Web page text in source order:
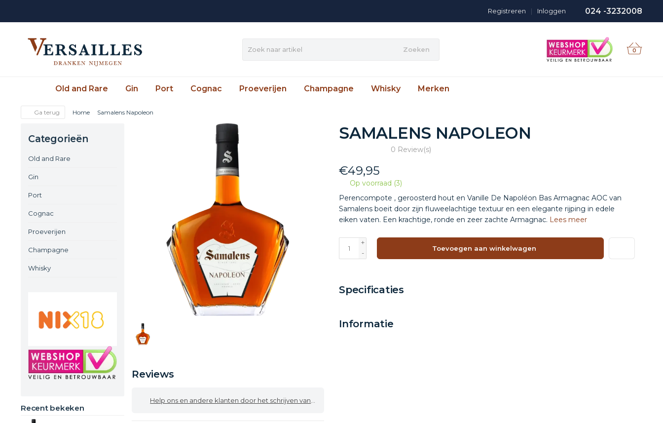
024 -3232008
Inloggen
|
Registreren
Zoeken 0
Old and Rare Gin Port Cognac Proeverijen Champagne Whisky Merken
Ga terug Home Samalens Napoleon
Categorieën
Old and Rare
Gin
Port
Cognac
Proeverijen
Champagne
Whisky
Recent bekeken
Reviews
Help ons en andere klanten door het schrijven van een review
SAMALENS NAPOLEON
0 Review(s)
€49,95
Op voorraad (3)
Perencompote , geroosterd hout en Vanille De Napoléon Bas Armagnac AOC van
Samalens boeit door zijn fluweelachtige textuur en een elegante rijping in edele
eiken vaten. Een krachtige, ronde en zeer zachte Armagnac. Lees meer
+
-
Toevoegen aan winkelwagen
Specificaties
Informatie